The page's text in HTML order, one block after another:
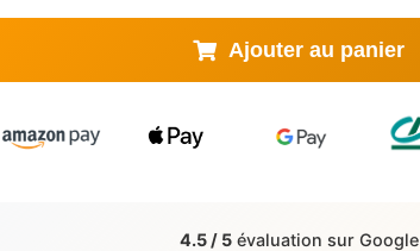
Ajouter au panier
4.5 / 5évaluation sur Google